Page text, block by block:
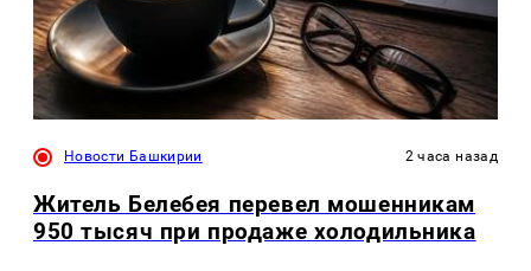
Новости Башкирии 2 часа назад
Житель Белебея перевел мошенникам
950 тысяч при продаже холодильника